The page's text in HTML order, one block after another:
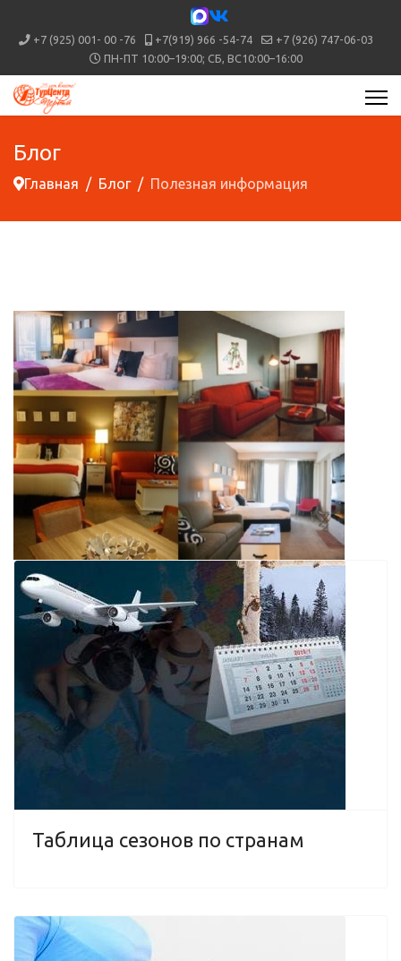
+7 (925) 001- 00 -76 +7(919) 966 -54-74
+7 (926) 747-06-03
ПН-ПТ 10:00–19:00; СБ, ВС10:00–16:00
Блог
Главная Блог Полезная информация
Таблица сезонов по странам